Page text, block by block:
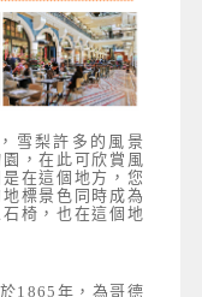
雪梨許多的風景
，在此可欣賞風
在這個地方，您
標景色同時成為
椅，也在這個地
1865年，為哥德